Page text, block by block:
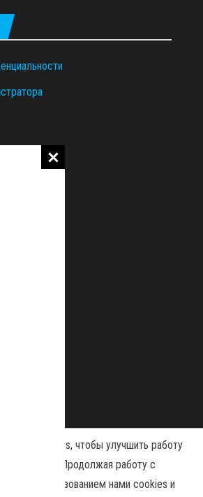
файлы cookies, чтобы улучшить работу
сайта. Продолжая работу с
с использованием нами cookies и